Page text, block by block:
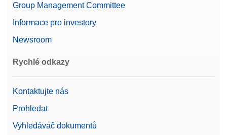
Group Management Committee
Informace pro investory
Newsroom
Rychlé odkazy
Kontaktujte nás
Prohledat
Vyhledávač dokumentů